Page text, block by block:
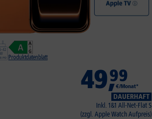
Produktdatenblatt
49,99
€/Monat*
DAUERHAFT
Inkl. 1&1 All-Net-Flat S
(zzgl. Apple Watch Aufpreis)